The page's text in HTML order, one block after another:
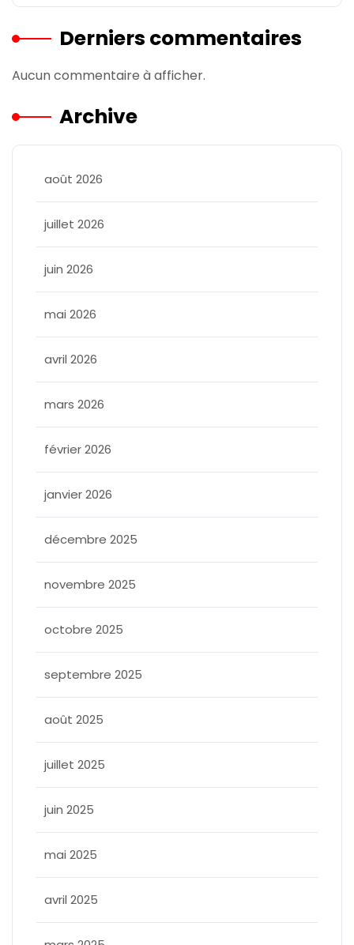
Derniers commentaires
Aucun commentaire à afficher.
Archive
août 2026
juillet 2026
juin 2026
mai 2026
avril 2026
mars 2026
février 2026
janvier 2026
décembre 2025
novembre 2025
octobre 2025
septembre 2025
août 2025
juillet 2025
juin 2025
mai 2025
avril 2025